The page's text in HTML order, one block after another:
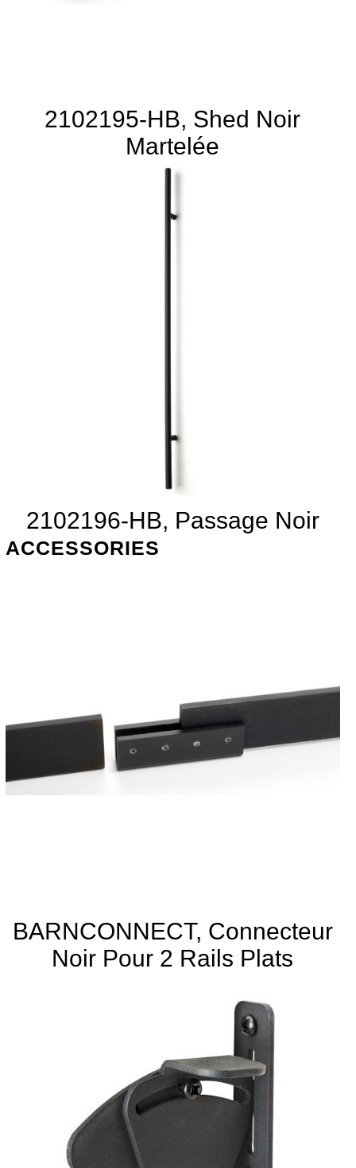
2102195-HB, Shed Noir
Martelée
2102196-HB, Passage Noir
ACCESSORIES
BARNCONNECT, Connecteur
Noir Pour 2 Rails Plats